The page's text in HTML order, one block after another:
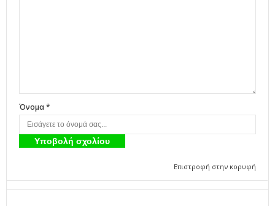
Όνομα *
Επιστροφή στην κορυφή